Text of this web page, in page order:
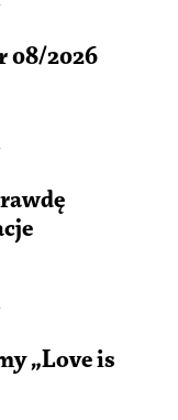
08/2026
„Love is